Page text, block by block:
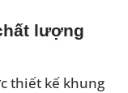
lượng
thiết kế khung